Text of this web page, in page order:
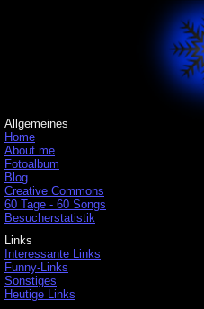
Allgemeines
Home
About me
Fotoalbum
Blog
Creative Commons
60 Tage - 60 Songs
Besucherstatistik
Links
Interessante Links
Funny-Links
Sonstiges
Heutige Links